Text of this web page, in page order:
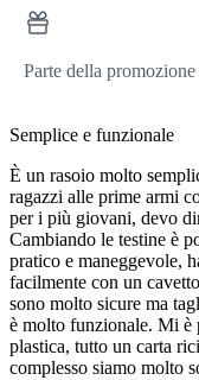
Parte della promozione
Semplice e funzionale
È un rasoio molto
ragazzi alle prime armi
per i più giovani, devo
Cambiando le testine è
pratico e maneggevole,
facilmente con un
sono molto sicure ma
è molto funzionale. Mi è
plastica, tutto un carta
complesso siamo molto